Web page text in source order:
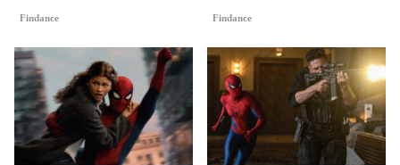
Findance Findance